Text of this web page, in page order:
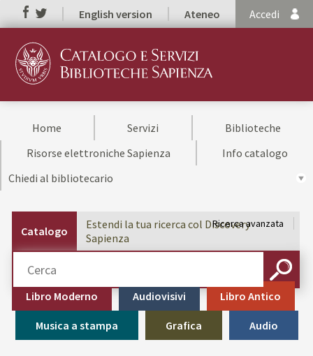
English version Ateneo Accedi
Home Servizi
Biblioteche
Risorse elettroniche Sapienza
Info catalogo
Chiedi al bibliotecario
Catalogo
Estendi la tua ricerca col Discovery
Sapienza
Libro Moderno Audiovisivi Libro Antico
Musica a stampa Grafica Audio
Ricerca avanzata
CERCA